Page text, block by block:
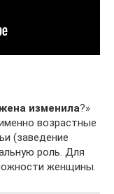
изменила?»
возрастные
(заведение
роль. Для
женщины.